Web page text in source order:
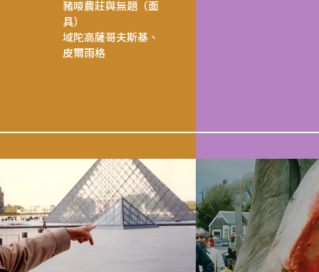
豬嘜農莊與無題（面
具）
域陀高薩哥夫斯基、
皮爾雨格